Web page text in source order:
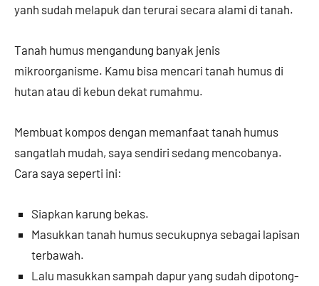
yanh sudah melapuk dan terurai secara alami di tanah.
Tanah humus mengandung banyak jenis
mikroorganisme. Kamu bisa mencari tanah humus di
hutan atau di kebun dekat rumahmu.
Membuat kompos dengan memanfaat tanah humus
sangatlah mudah, saya sendiri sedang mencobanya.
Cara saya seperti ini:
Siapkan karung bekas.
Masukkan tanah humus secukupnya sebagai lapisan
terbawah.
Lalu masukkan sampah dapur yang sudah dipotong-